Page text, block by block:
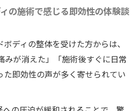
の施術で感じる即効性の体験談
ディの整体を受けた方からは、
みが消えた」「施術後すぐに日常
た即効性の声が多く寄せられてい